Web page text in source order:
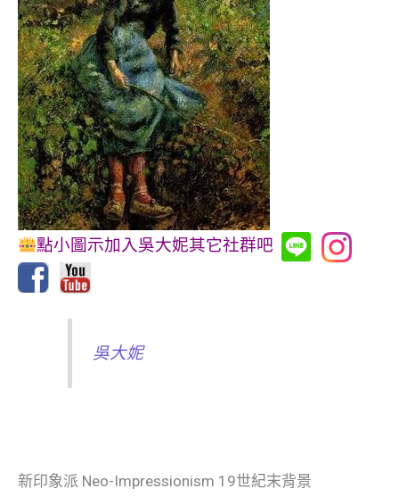
點小圖示加入吳大妮其它社群吧
吳大妮
新印象派 Neo-Impressionism 19世紀末背景